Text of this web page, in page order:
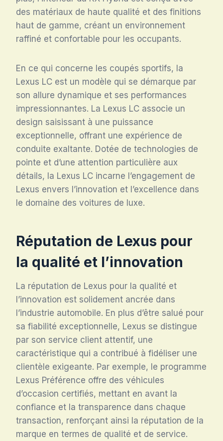
des matériaux de haute qualité et des finitions
haut de gamme, créant un environnement
raffiné et confortable pour les occupants.
En ce qui concerne les coupés sportifs, la
Lexus LC est un modèle qui se démarque par
son allure dynamique et ses performances
impressionnantes. La Lexus LC associe un
design saisissant à une puissance
exceptionnelle, offrant une expérience de
conduite exaltante. Dotée de technologies de
pointe et d’une attention particulière aux
détails, la Lexus LC incarne l’engagement de
Lexus envers l’innovation et l’excellence dans
le domaine des voitures de luxe.
Réputation de Lexus pour
la qualité et l’innovation
La réputation de Lexus pour la qualité et
l’innovation est solidement ancrée dans
l’industrie automobile. En plus d’être salué pour
sa fiabilité exceptionnelle, Lexus se distingue
par son service client attentif, une
caractéristique qui a contribué à fidéliser une
clientèle exigeante. Par exemple, le programme
Lexus Préférence offre des véhicules
d’occasion certifiés, mettant en avant la
confiance et la transparence dans chaque
transaction, renforçant ainsi la réputation de la
marque en termes de qualité et de service.